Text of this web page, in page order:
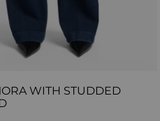
WITH STUDDED